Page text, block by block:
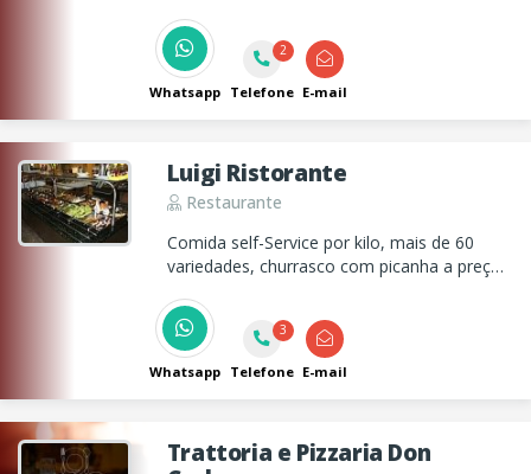
livre.
Whatsapp
2
Telefone E-mail
Luigi Ristorante
Restaurante
Comida self-Service por kilo, mais de 60
variedades, churrasco com picanha a preço
gratuito.
Whatsapp
3
Telefone E-mail
Trattoria e Pizzaria Don